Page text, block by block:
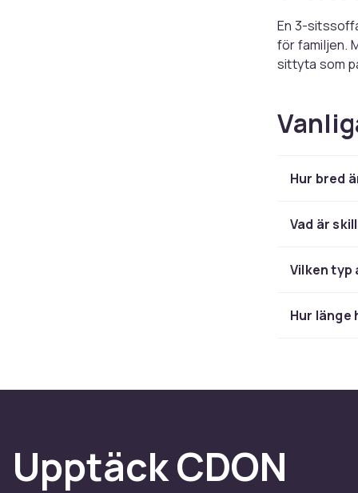
En 3-
för familjen.
sittyta som
modell kan
3-
det. Den
Stilmässigt
intryck.
passar i
Många
skick.
Hur bred
Vad är
Vilken typ
Hur länge
Upptäck CDON